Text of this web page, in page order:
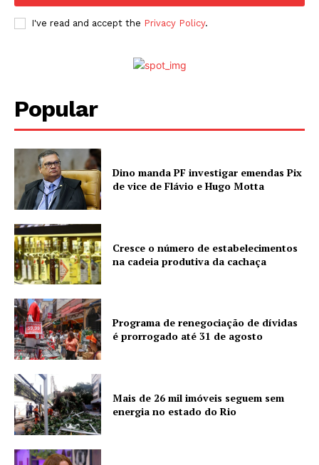
I've read and accept the Privacy Policy.
Popular
Dino manda PF investigar emendas Pix
de vice de Flávio e Hugo Motta
Cresce o número de estabelecimentos
na cadeia produtiva da cachaça
Programa de renegociação de dívidas
é prorrogado até 31 de agosto
Mais de 26 mil imóveis seguem sem
energia no estado do Rio